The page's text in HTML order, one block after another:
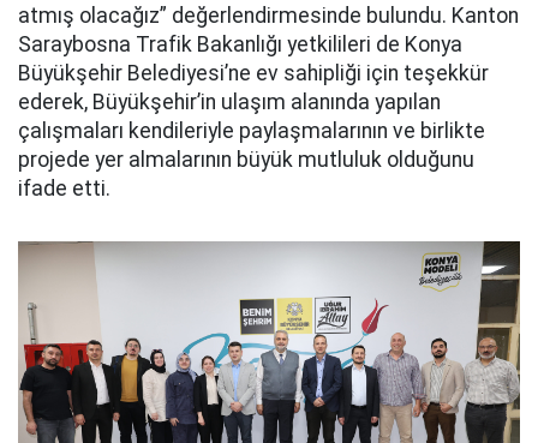
atmış olacağız” değerlendirmesinde bulundu. Kanton
Saraybosna Trafik Bakanlığı yetkilileri de Konya
Büyükşehir Belediyesi’ne ev sahipliği için teşekkür
ederek, Büyükşehir’in ulaşım alanında yapılan
çalışmaları kendileriyle paylaşmalarının ve birlikte
projede yer almalarının büyük mutluluk olduğunu
ifade etti.